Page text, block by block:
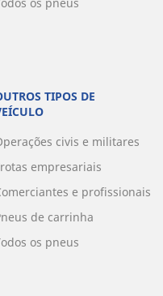
os pneus
TIPOS DE
civis e militares
empresariais
e profissionais
de carrinha
os pneus